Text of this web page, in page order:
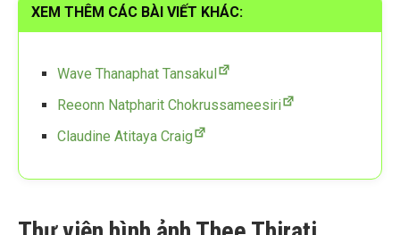
XEM THÊM CÁC BÀI VIẾT KHÁC:
Wave Thanaphat Tansakul
Reeonn Natpharit Chokrussameesiri
Claudine Atitaya Craig